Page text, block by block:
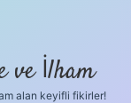
ve İlham
alan keyifli fikirler!